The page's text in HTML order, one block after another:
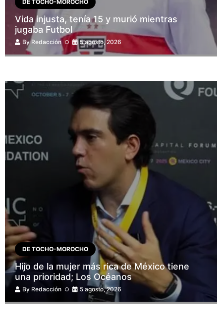
DE TOCHO-MOROCHO
Vida injusta, tenía 15 y murió mientras
jugaba Futbol
ByRedacción 5 agosto, 2026
DE TOCHO-MOROCHO
Hijo de la mujer más rica de México tiene
una prioridad; Los Océanos
By Redacción 5 agosto, 2026